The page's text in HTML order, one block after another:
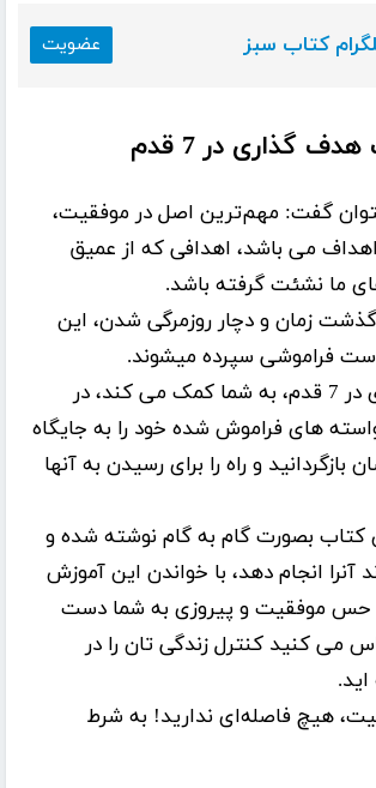
کتاب سبز عضویت
گذاری در 7 قدم
گفت: مهم‌ترین اصل در موفقیت،
می باشد، اهدافی که از عمیق
ما نشئت گرفته باشد.
گذشت زمان و دچار روزمرگی شدن، این
فراموشی سپرده میشوند.
کتاب هدفگذاری در 7 قدم، به شما کمک می کند، در
های فراموش شده خود را به جایگاه
و راه را برای رسیدن به آنها
بصورت گام به گام نوشته شده و
انجام دهد، با خواندن این آموزش
حس موفقیت و پیروزی به شما دست
می کنید کنترل زندگی تان را در
هیچ فاصله‌ای ندارید! به شرط